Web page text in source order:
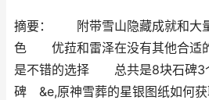
摘要： 附带雪山隐藏成就和
色 优菈和雷泽在没有其他合适
是不错的选择 总共是8块石碑
碑 &e,原神雪葬的星银图纸如何